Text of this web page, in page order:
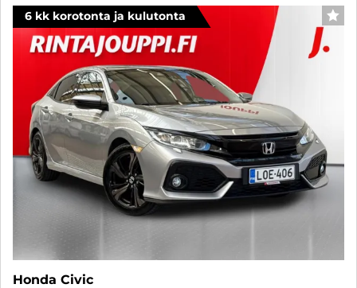
6 kk korotonta ja kulutonta
Honda Civic